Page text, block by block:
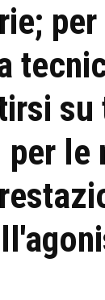
su
per le